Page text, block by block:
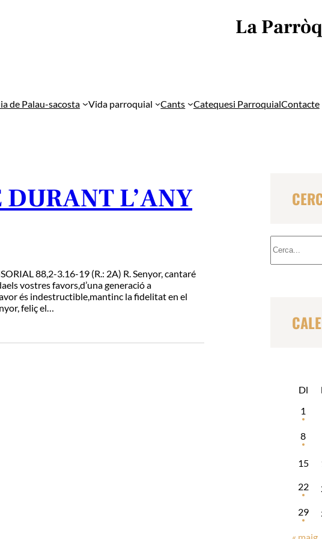
La
de Palau-sacosta Vida parroquial Cants Catequesi ParroquialContacte
L’ANY
88,2-3.16-19 (R.: 2A) R. Senyor, cantaré
vostres favors,d’una generació a
és indestructible,mantinc la fidelitat en el
feliç el…
u
s
Dl
1
8
15
22
29
« maig